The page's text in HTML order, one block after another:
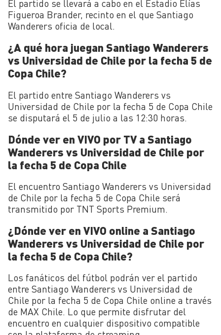
El partido se llevará a cabo en el Estadio Elías
Figueroa Brander, recinto en el que Santiago
Wanderers oficia de local.
¿A qué hora juegan Santiago Wanderers
vs Universidad de Chile por la fecha 5 de
Copa Chile?
El partido entre Santiago Wanderers vs
Universidad de Chile por la fecha 5 de Copa Chile
se disputará el 5 de julio a las 12:30 horas.
Dónde ver en VIVO por TV a Santiago
Wanderers vs Universidad de Chile por
la fecha 5 de Copa Chile
El encuentro Santiago Wanderers vs Universidad
de Chile por la fecha 5 de Copa Chile será
transmitido por TNT Sports Premium.
¿Dónde ver en VIVO online a Santiago
Wanderers vs Universidad de Chile por
la fecha 5 de Copa Chile?
Los fanáticos del fútbol podrán ver el partido
entre Santiago Wanderers vs Universidad de
Chile por la fecha 5 de Copa Chile online a través
de MAX Chile. Lo que permite disfrutar del
encuentro en cualquier dispositivo compatible